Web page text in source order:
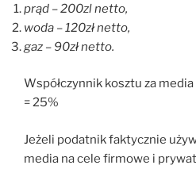
prąd – 200zl netto,
woda – 120zł netto,
gaz – 90zł netto.
Współczynnik kosztu za
= 25%
Jeżeli podatnik faktycznie
media na cele firmowe i